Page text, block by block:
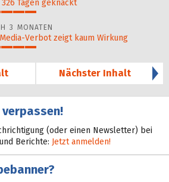
Tagen geknackt
3 MONATEN
Verbot zeigt kaum Wirkung
Nächster Inhalt
(oder einen Newsletter) bei
Berichte: Jetzt anmelden!